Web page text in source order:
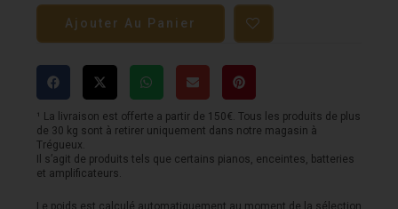
de
Paire
d'enceintes
HI-
FI
Sonus
Faber
Lumina
Ajouter Au Panier
¹ La livraison est offerte a partir de 150€. Tous les produits de plus
de 30 kg sont à retirer uniquement dans notre magasin à
Trégueux.
Il s’agit de produits tels que certains pianos, enceintes, batteries
et amplificateurs.
Le poids est calculé automatiquement au moment de la sélection